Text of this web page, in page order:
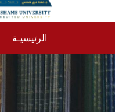
الرئيسيـة